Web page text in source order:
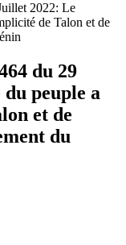
2022: Le
de Talon et de
du 29
peuple a
et de
du